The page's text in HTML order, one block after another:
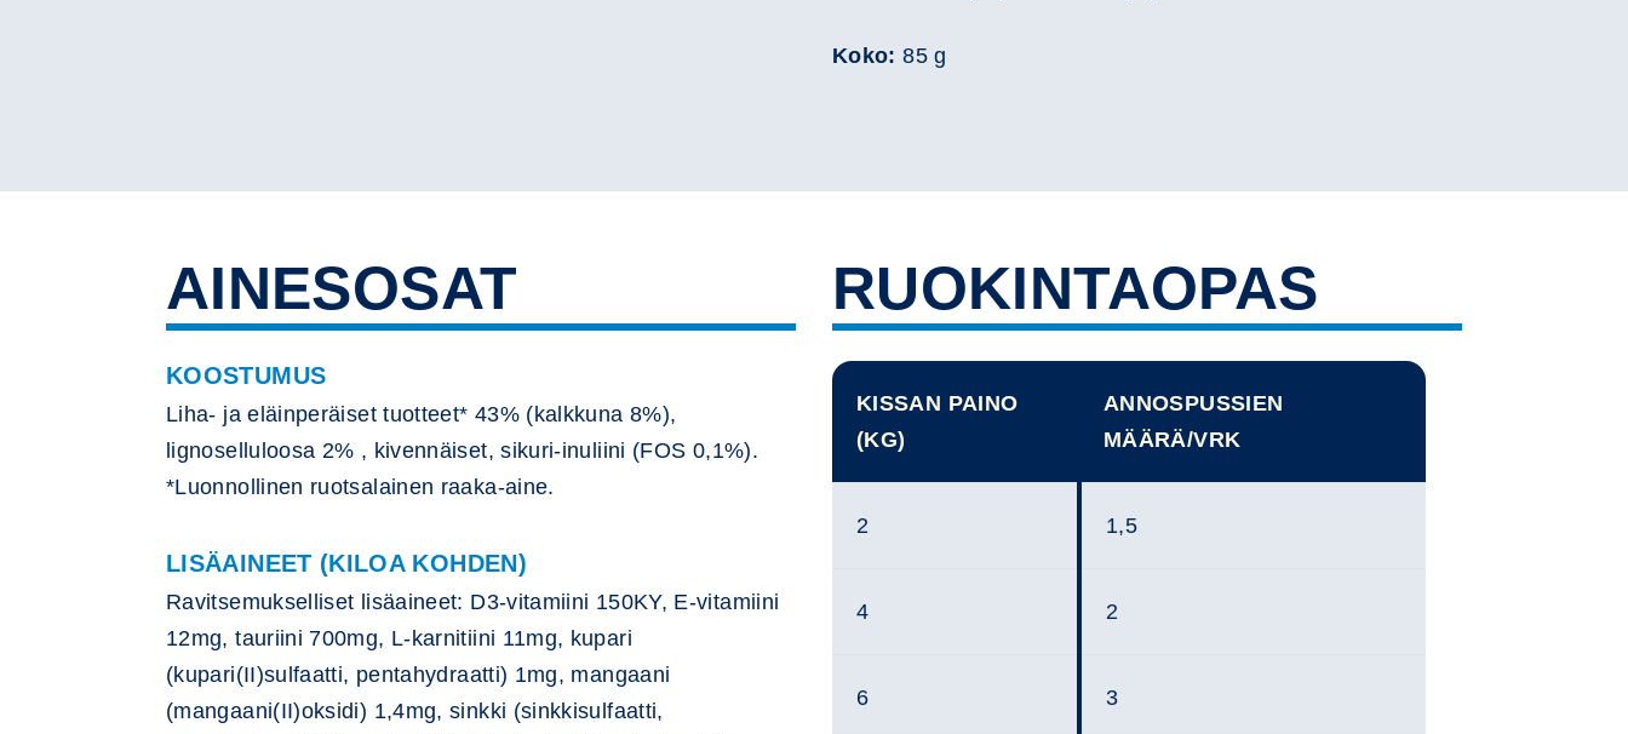
Koko: 85 g
AINESOSAT
KOOSTUMUS
Liha- ja eläinperäiset tuotteet* 43% (kalkkuna 8%),
lignoselluloosa 2% , kivennäiset, sikuri-inuliini (FOS 0,1%).
*Luonnollinen ruotsalainen raaka-aine.
LISÄAINEET (KILOA KOHDEN)
Ravitsemukselliset lisäaineet: D3-vitamiini 150KY, E-vitamiini
12mg, tauriini 700mg, L-karnitiini 11mg, kupari
(kupari(II)sulfaatti, pentahydraatti) 1mg, mangaani
(mangaani(II)oksidi) 1,4mg, sinkki (sinkkisulfaatti,
RUOKINTAOPAS
KISSAN PAINO
(KG)
ANNOSPUSSIEN
MÄÄRÄ/VRK
2 1,5
4 2
6 3